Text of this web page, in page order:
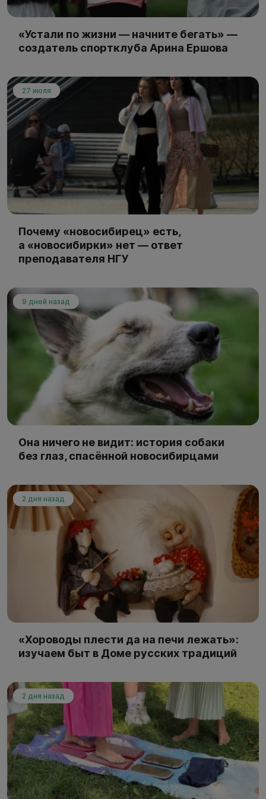
«Устали по жизни — начните бегать» —
создатель спортклуба Арина Ершова
27 июля
Почему «новосибирец» есть,
а «новосибирки» нет — ответ
преподавателя НГУ
9 дней назад
Она ничего не видит: история собаки
без глаз, спасённой новосибирцами
2 дня назад
«Хороводы плести да на печи лежать»:
изучаем быт в Доме русских традиций
2 дня назад